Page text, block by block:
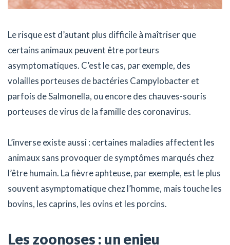
Le risque est d’autant plus difficile à maîtriser que
certains animaux peuvent être porteurs
asymptomatiques. C’est le cas, par exemple, des
volailles porteuses de bactéries Campylobacter et
parfois de Salmonella, ou encore des chauves-souris
porteuses de virus de la famille des coronavirus.
L’inverse existe aussi : certaines maladies affectent les
animaux sans provoquer de symptômes marqués chez
l’être humain. La fièvre aphteuse, par exemple, est le plus
souvent asymptomatique chez l’homme, mais touche les
bovins, les caprins, les ovins et les porcins.
Les zoonoses : un enjeu